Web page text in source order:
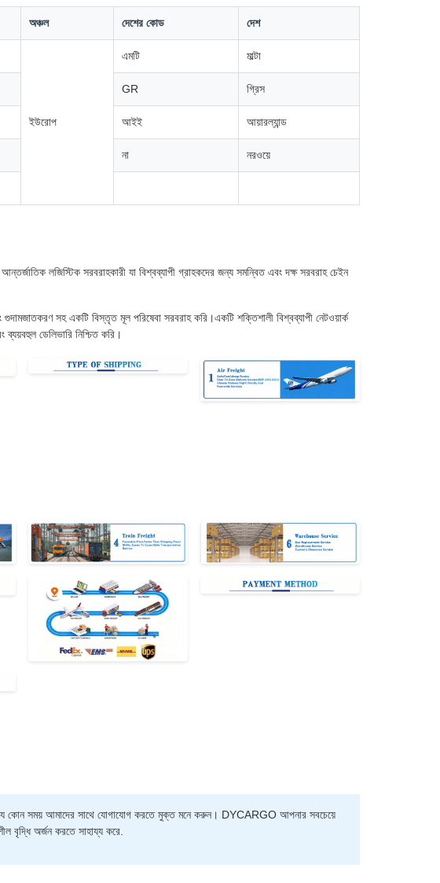
অঞ্চল দেশের কোড দেশ
ইউরোপ
এমটি মাল্টা
GR গ্রিস
আইই আয়ারল্যান্ড
না নরওয়ে
লজিস্টিক সরবরাহকারী যা বিশ্বব্যাপী গ্রাহকদের জন্য সমন্বিত এবং দক্ষ সরবরাহ চেইন
সহ একটি বিস্তৃত মূল পরিষেবা সরবরাহ করি।একটি শক্তিশালী বিশ্বব্যাপী নেটওয়ার্ক
ডেলিভারি নিশ্চিত করি।
যে কোন সময় আমাদের সাথে যোগাযোগ করতে মুক্ত মনে করুন। DYCARGO আপনার সবচেয়ে
বৃদ্ধি অর্জন করতে সাহায্য করে.